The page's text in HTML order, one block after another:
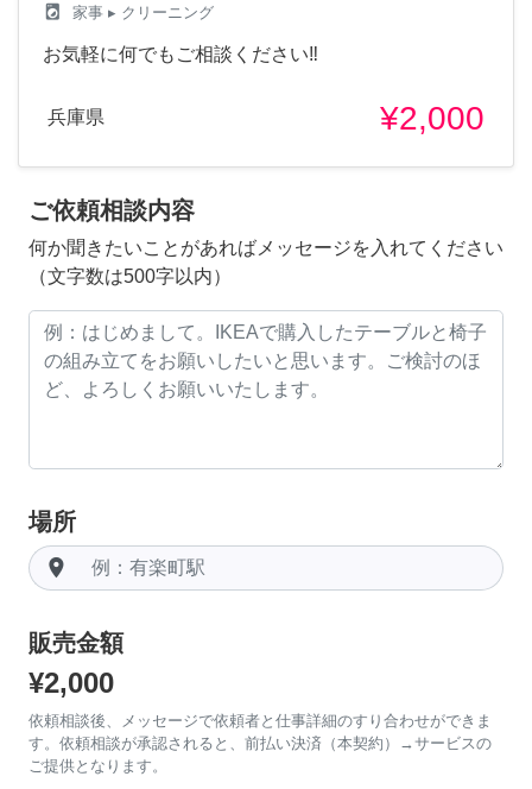
local_laundry_service 家事 ▸ クリーニング
お気軽に何でもご相談ください‼︎
兵庫県 ¥2,000
ご依頼相談内容
何か聞きたいことがあればメッセージを入れてください
（文字数は500字以内）
場所
room
販売金額
¥2,000
依頼相談後、メッセージで依頼者と仕事詳細のすり合わせができま
す。依頼相談が承認されると、前払い決済（本契約）→サービスの
ご提供となります。